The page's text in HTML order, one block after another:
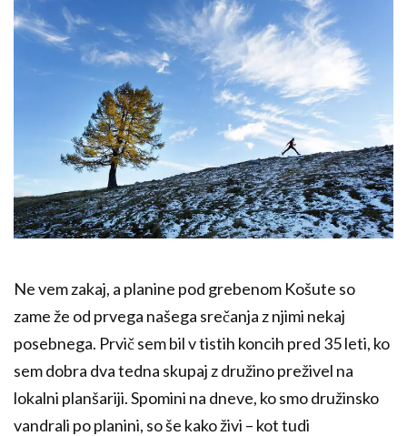
Ne vem zakaj, a planine pod grebenom Košute so
zame že od prvega našega srečanja z njimi nekaj
posebnega. Prvič sem bil v tistih koncih pred 35 leti, ko
sem dobra dva tedna skupaj z družino preživel na
lokalni planšariji. Spomini na dneve, ko smo družinsko
vandrali po planini, so še kako živi – kot tudi